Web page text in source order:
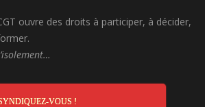
ouvre des droits à participer, à décider,
VOUS !